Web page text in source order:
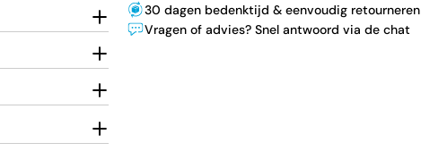
30 dagen bedenktijd & eenvoudig retourneren
Vragen of advies? Snel antwoord via de chat